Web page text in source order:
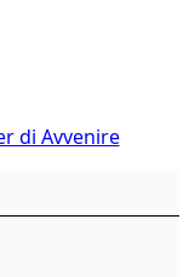
di Avvenire